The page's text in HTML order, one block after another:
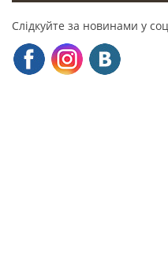
Слідкуйте за новинами у